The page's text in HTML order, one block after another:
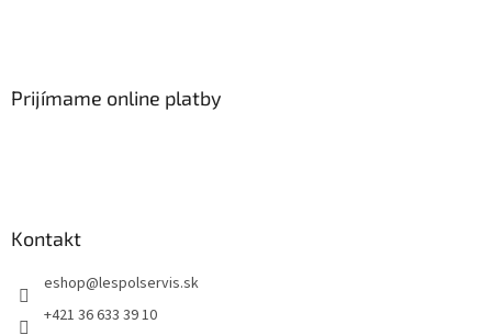
Prijímame online platby
Kontakt
eshop@lespolservis.sk
+421 36 633 39 10